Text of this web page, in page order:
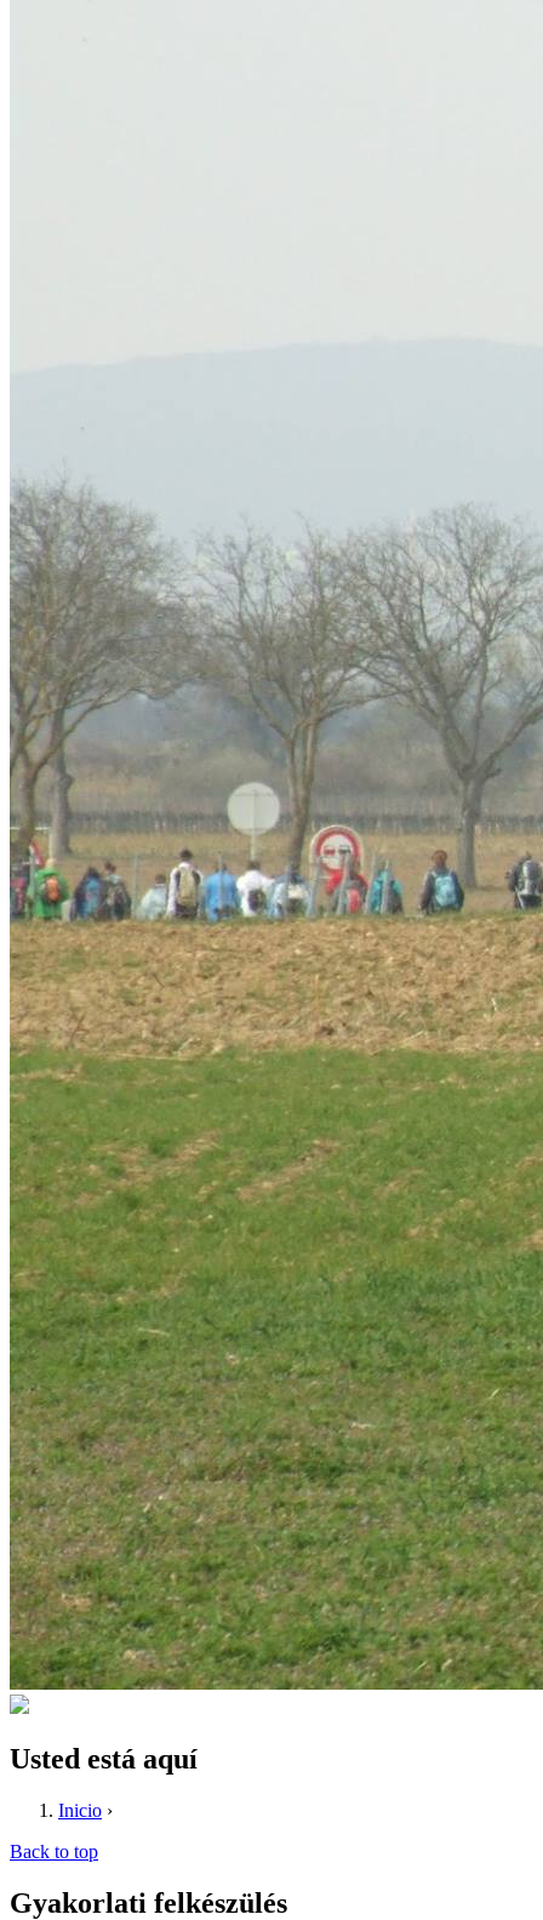
Usted está aquí
Inicio ›
Back to top
Gyakorlati felkészülés